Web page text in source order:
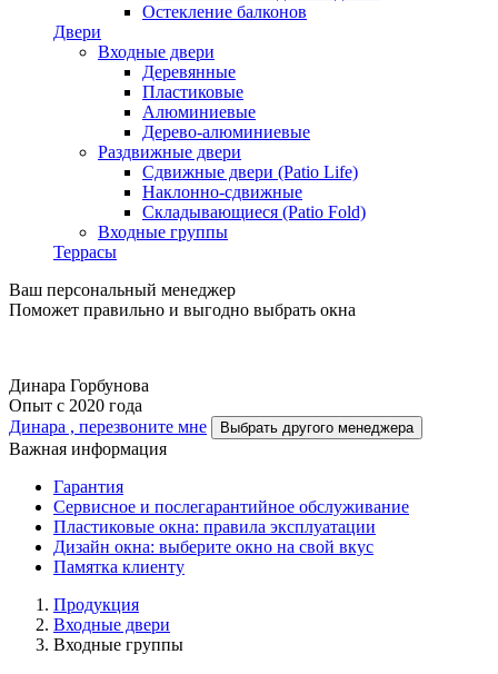
Остекление балконов
Двери
Входные двери
Деревянные
Пластиковые
Алюминиевые
Дерево-алюминиевые
Раздвижные двери
Сдвижные двери (Patio Life)
Наклонно-сдвижные
Складывающиеся (Patio Fold)
Входные группы
Террасы
Ваш персональный менеджер
Поможет правильно и выгодно выбрать окна
Динара Горбунова
Опыт с 2020 года
Динара , перезвоните мне
Выбрать другого менеджера
Важная информация
Гарантия
Cервисное и послегарантийное обслуживание
Пластиковые окна: правила эксплуатации
Дизайн окна: выберите окно на свой вкус
Памятка клиенту
Продукция
Входные двери
Входные группы